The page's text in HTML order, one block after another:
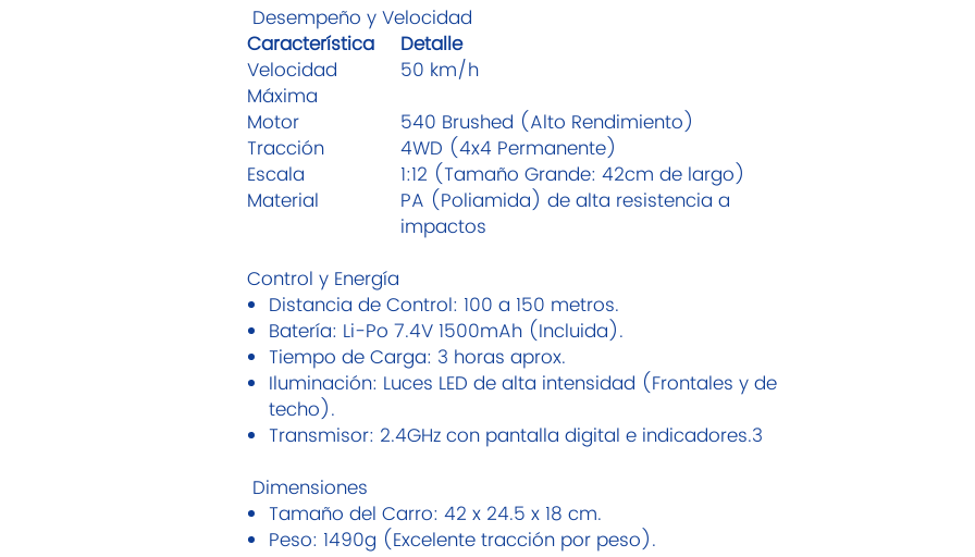
Desempeño y Velocidad
Característica
Detalle
Velocidad
Máxima
50 km/h
Motor
540 Brushed (Alto Rendimiento)
Tracción
4WD (4x4 Permanente)
Escala
1:12 (Tamaño Grande: 42cm de largo)
Material
PA (Poliamida) de alta resistencia a
impactos
Control y Energía
Distancia de Control: 100 a 150 metros.
Batería: Li-Po 7.4V 1500mAh (Incluida).
Tiempo de Carga: 3 horas aprox.
Iluminación: Luces LED de alta intensidad (Frontales y de
techo).
Transmisor: 2.4GHz con pantalla digital e indicadores.3
Dimensiones
Tamaño del Carro: 42 x 24.5 x 18 cm.
Peso: 1490g (Excelente tracción por peso).